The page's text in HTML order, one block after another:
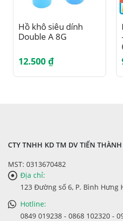
Hồ khô siêu dính
Double A 8G
12.500 ₫
Sản
CTY TNHH KD TM DV TIẾN THÀNH
MST: 0313670482
Địa chỉ:
123 Đường số 6, P. Bình Hưng
Hotline:
0849 019238 - 0868 102320 -